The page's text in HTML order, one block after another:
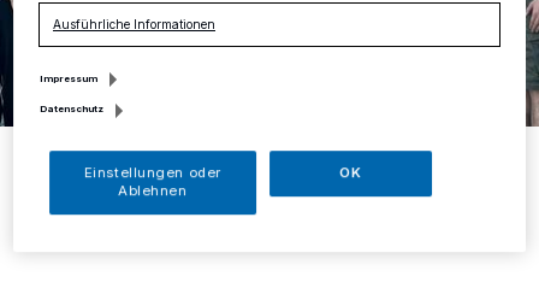
Für Toleranz und Vielfalt: bei „ME against racism“ wird es bunt.
Foto: Kreis Mettmann
Ausführliche Informationen
Impressum
Datenschutz
Einstellungen oder
Ablehnen
OK